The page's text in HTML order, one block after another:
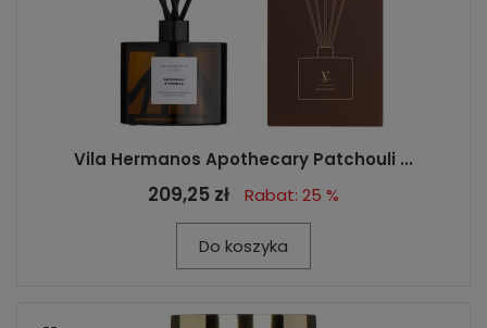
Vila Hermanos Apothecary Patchouli ...
209,25 zł Rabat: 25 %
Do koszyka